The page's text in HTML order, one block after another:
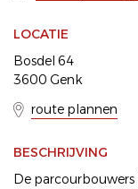
LOCATIE
Bosdel 64
3600 Genk
route plannen
BESCHRIJVING
De parcourbouwers